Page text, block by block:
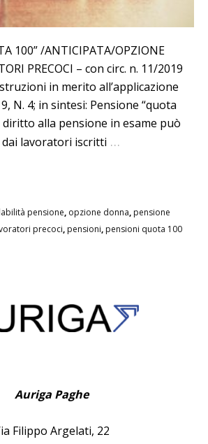
100” /ANTICIPATA/OPZIONE
PRECOCI – con circ. n. 11/2019
in merito all’applicazione
N. 4; in sintesi: Pensione “quota
diritto alla pensione in esame può
lavoratori iscritti …
pensione, opzione donna, pensione
precoci, pensioni, pensioni quota 100
Auriga Paghe
Filippo Argelati, 22